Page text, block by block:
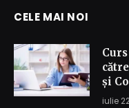
CELE MAI NOI
și
iulie